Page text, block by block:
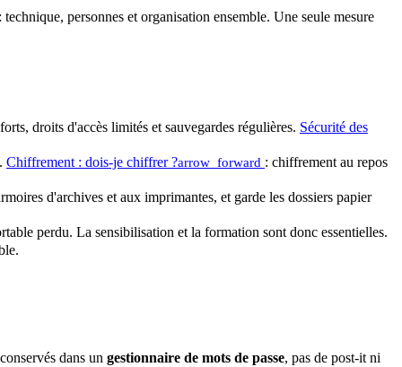
personnes et organisation ensemble. Une seule mesure
droits d'accès limités et sauvegardes régulières. Sécurité des
Chiffrement : dois-je chiffrer ?arrow_forward : chiffrement au repos
d'archives et aux imprimantes, et garde les dossiers papier
perdu. La sensibilisation et la formation sont donc essentielles.
dans un gestionnaire de mots de passe, pas de post-it ni